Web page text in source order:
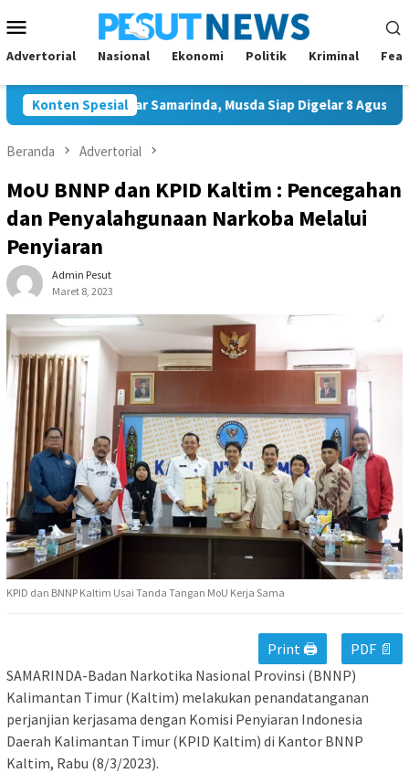
ke
kontenMobile
Advertorial Nasional Ekonomi Politik Kriminal
Konten Spesial
Ketua Golkar Samarinda, Musda Siap Digelar 8 Agustus 2026
Beranda Advertorial
MoU BNNP dan KPID Kaltim : Pencegahan
dan Penyalahgunaan Narkoba Melalui
Penyiaran
Admin Pesut
Maret 8, 2023
KPID dan BNNP Kaltim Usai Tanda Tangan MoU Kerja Sama
Print 🖨
PDF 📄
SAMARINDA-Badan Narkotika Nasional Provinsi (BNNP)
Kalimantan Timur (Kaltim) melakukan penandatanganan
perjanjian kerjasama dengan Komisi Penyiaran Indonesia
Daerah Kalimantan Timur (KPID Kaltim) di Kantor BNNP
Kaltim, Rabu (8/3/2023).